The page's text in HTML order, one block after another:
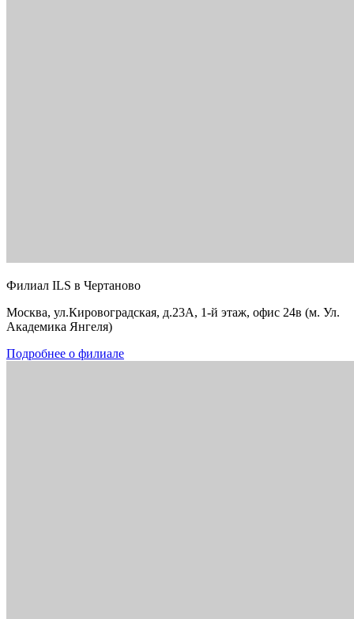
Филиал ILS в Чертаново
Москва, ул.Кировоградская, д.23А, 1-й этаж, офис 24в (м. Ул.
Академика Янгеля)
Подробнее о филиале